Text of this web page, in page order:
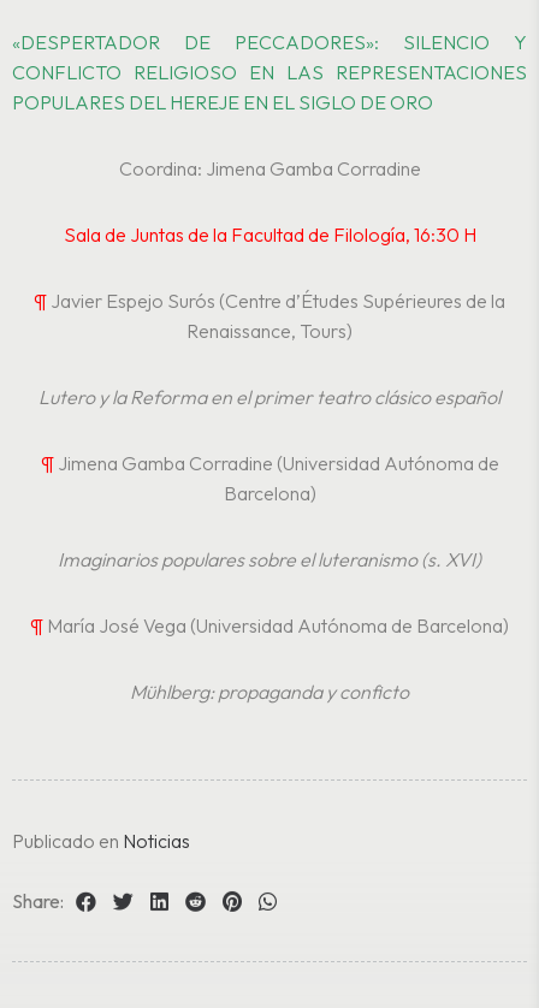
«DESPERTADOR DE PECCADORES»: SILENCIO Y
CONFLICTO RELIGIOSO EN LAS REPRESENTACIONES
POPULARES DEL HEREJE EN EL SIGLO DE ORO
Coordina: Jimena Gamba Corradine
Sala de Juntas de la Facultad de Filología, 16:30 H
¶ Javier Espejo Surós (Centre d’Études Supérieures de la
Renaissance, Tours)
Lutero y la Reforma en el primer teatro clásico español
¶Jimena Gamba Corradine (Universidad Autónoma de
Barcelona)
Imaginarios populares sobre el luteranismo (s. XVI)
¶ María José Vega (Universidad Autónoma de Barcelona)
Mühlberg: propaganda y conficto
Publicado en Noticias
Share: